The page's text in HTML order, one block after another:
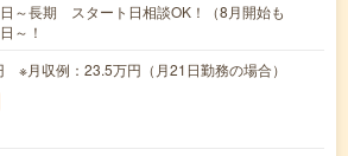
日～長期 スタート日相談OK！（8月開始も
～！
※月収例：23.5万円（月21日勤務の場合）